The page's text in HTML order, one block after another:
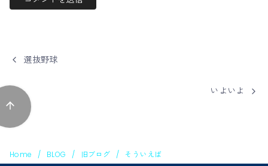
選抜野球
いよいよ
Home BLOG 旧ブログ そういえば